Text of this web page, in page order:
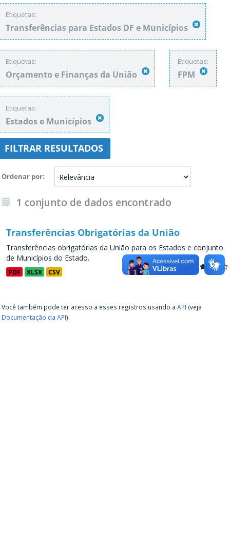
Etiquetas:
Transferências para Estados DF e Municípios
Etiquetas:
Orçamento e Finanças da União
Etiquetas:
FPM
Etiquetas:
Estados e Municípios
FILTRAR RESULTADOS
Ordenar por
1 conjunto de dados encontrado
Transferências Obrigatórias da União
Transferências obrigatórias da União para os Estados e conjunto
de Municípios do Estado.
PDF XLSX CSV
Você também pode ter acesso a esses registros usando a API (veja
Documentação da API).